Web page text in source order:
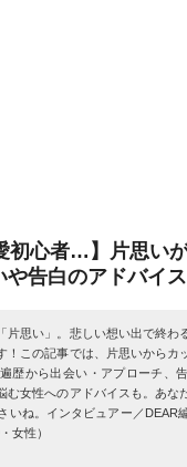
初心者…】片思い
告白のアドバイス
片思い」。悲しい想い出で終わ
！この記事では、片思いからカ
歴から出会い・アプローチ、
む女性へのアドバイスも。あな
いね。インタビュアー／
女性）